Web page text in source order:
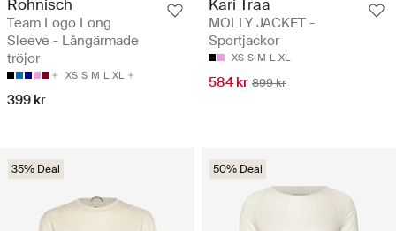
Röhnisch
Team Logo Long
Sleeve - Långärmade
tröjor
XS S M L XL
399 kr
Kari Traa
MOLLY JACKET -
Sportjackor
XS S M L XL
584 kr 899 kr
35% Deal 50% Deal